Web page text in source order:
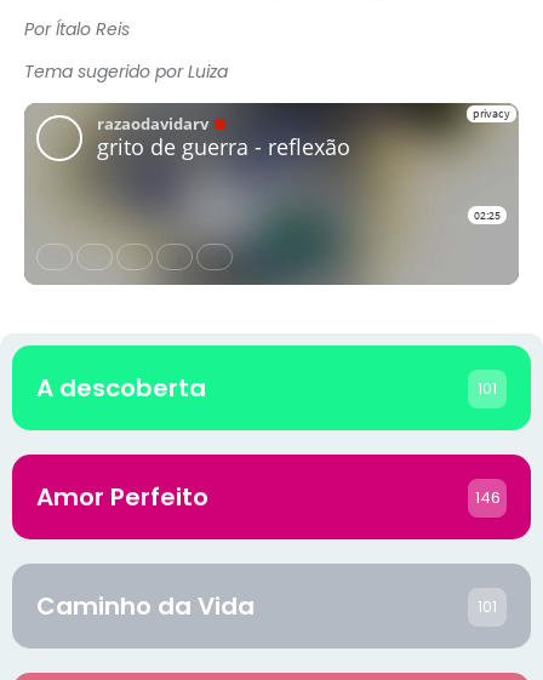
Por Ítalo Reis
Tema sugerido por Luiza
A descoberta 101
Amor Perfeito 146
Caminho da Vida 101